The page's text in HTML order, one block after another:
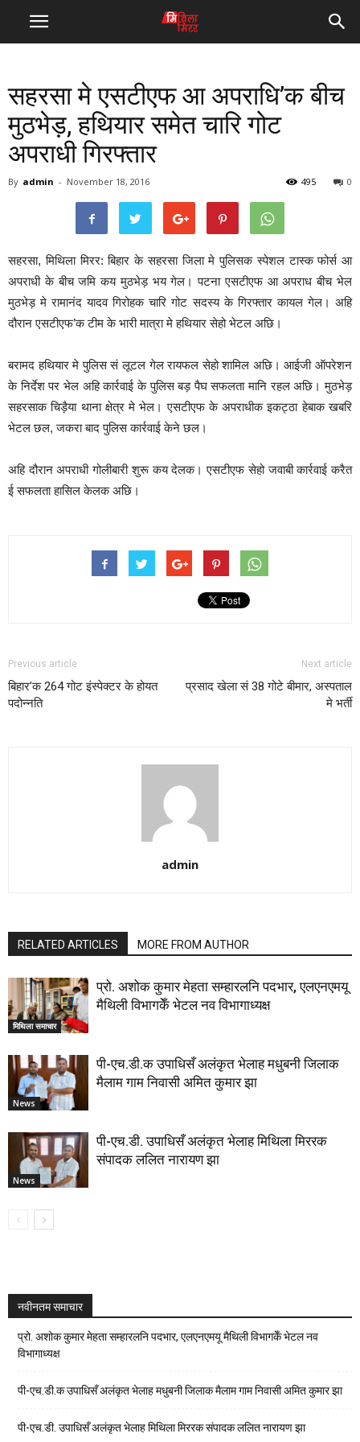
सहरसा मे एसटीएफ आ अपराधि’क बीच
मुठभेड़, हथियार समेत चारि गोट
अपराधी गिरफ्तार
By admin - November 18, 2016 0
495
सहरसा, मिथिला मिरर: बिहार के सहरसा जिला मे पुलिसक स्पेशल टास्क फोर्स आ
अपराधी के बीच जमि कय मुठभेड़ भय गेल। पटना एसटीएफ आ अपराध बीच भेल
मुठभेड़ मे रामानंद यादव गिरोहक चारि गोट सदस्य के गिरफ्तार कायल गेल। अहि
दौरान एसटीएफ’क टीम के भारी मात्रा मे हथियार सेहो भेटल अछि।
बरामद हथियार मे पुलिस सं लूटल गेल रायफल सेहो शामिल अछि। आईजी ऑपरेशन
के निर्देश पर भेल अहि कार्रवाई के पुलिस बड़ पैघ सफलता मानि रहल अछि। मुठभेड़
सहरसाक चिड़ैया थाना क्षेत्र मे भेल। एसटीएफ के अपराधीक इकट्ठा हेबाक खबरि
भेटल छल, जकरा बाद पुलिस कार्रवाई केने छल।
अहि दौरान अपराधी गोलीबारी शुरू कय देलक। एसटीएफ सेहो जवाबी कार्रवाई करैत
ई सफलता हासिल केलक अछि।
Previous article
बिहार’क 264 गोट इंस्पेक्टर के होयत
पदोन्नति
Next article
प्रसाद खेला सं 38 गोटे बीमार, अस्पताल
मे भर्ती
admin
RELATED ARTICLES MORE FROM AUTHOR
मिथिला समाचार
प्रो. अशोक कुमार मेहता सम्हारलनि पदभार, एलएनएमयू
मैथिली विभागकेँ भेटल नव विभागाध्यक्ष
News
पी-एच.डी.क उपाधिसँ अलंकृत भेलाह मधुबनी जिलाक
मैलाम गाम निवासी अमित कुमार झा
News
पी-एच.डी. उपाधिसँ अलंकृत भेलाह मिथिला मिररक
संपादक ललित नारायण झा
नवीनतम समाचार
प्रो. अशोक कुमार मेहता सम्हारलनि पदभार, एलएनएमयू मैथिली विभागकेँ भेटल नव
विभागाध्यक्ष
पी-एच.डी.क उपाधिसँ अलंकृत भेलाह मधुबनी जिलाक मैलाम गाम निवासी अमित कुमार झा
पी-एच.डी. उपाधिसँ अलंकृत भेलाह मिथिला मिररक संपादक ललित नारायण झा